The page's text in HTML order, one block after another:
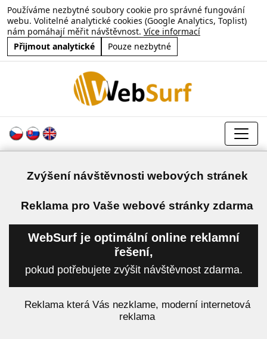
Používáme nezbytné soubory cookie pro správné fungování
webu. Volitelné analytické cookies (Google Analytics, Toplist)
nám pomáhají měřit návštěvnost. Více informací
Přijmout analytické
Pouze nezbytné
Zvýšení návštěvnosti webových stránek
Reklama pro Vaše webové stránky zdarma
WebSurf je optimální online reklamní
řešení,
pokud potřebujete zvýšit návštěvnost zdarma.
Reklama která Vás nezklame, moderní internetová
reklama